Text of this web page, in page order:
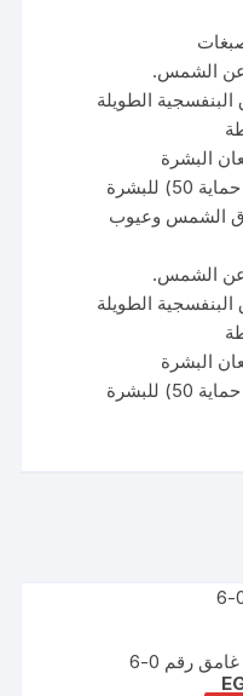
عن الشمس.
الطويلة
البشرة
حماية عالية من الشمس (معامل حماية 50) للبشرة
الشمس وعيوب
عن الشمس.
الطويلة
البشرة
حماية عالية من الشمس (معامل حماية 50) للبشرة
رقم 0-6